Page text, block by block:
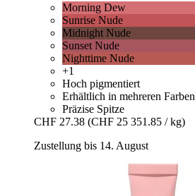
Morning Dew
Sunrise Nude
Midnight Nude
Sunset Nude
Nighttime Nude
+1
Hoch pigmentiert
Erhältlich in mehreren Farben
Präzise Spitze
CHF 27.38 (CHF 25 351.85 / kg)
Zustellung bis 14. August